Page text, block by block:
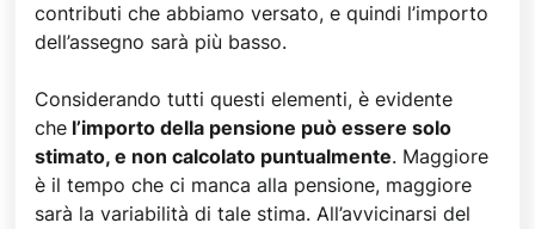
contributi che abbiamo versato, e quindi l’importo
dell’assegno sarà più basso.
Considerando tutti questi elementi, è evidente
che l’importo della pensione può essere solo
stimato, e non calcolato puntualmente. Maggiore
è il tempo che ci manca alla pensione, maggiore
sarà la variabilità di tale stima. All’avvicinarsi del